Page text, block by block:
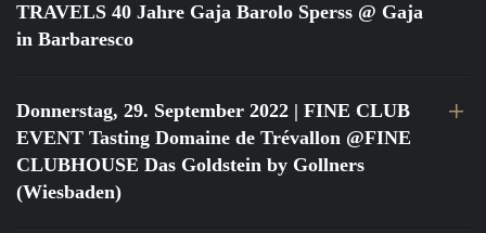
TRAVELS 40 Jahre Gaja Barolo Sperss @ Gaja
in Barbaresco
Donnerstag, 29. September 2022 | FINE CLUB
EVENT Tasting Domaine de Trévallon @FINE
CLUBHOUSE Das Goldstein by Gollners
(Wiesbaden)